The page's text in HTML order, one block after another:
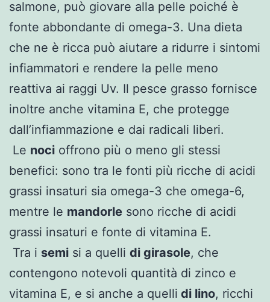
salmone, può giovare alla pelle poiché è
fonte abbondante di omega-3. Una dieta
che ne è ricca può aiutare a ridurre i sintomi
infiammatori e rendere la pelle meno
reattiva ai raggi Uv. Il pesce grasso fornisce
inoltre anche vitamina E, che protegge
dall’infiammazione e dai radicali liberi.
Le noci offrono più o meno gli stessi
benefici: sono tra le fonti più ricche di acidi
grassi insaturi sia omega-3 che omega-6,
mentre le mandorle sono ricche di acidi
grassi insaturi e fonte di vitamina E.
Tra i semi si a quelli di girasole, che
contengono notevoli quantità di zinco e
vitamina E, e si anche a quelli di lino, ricchi